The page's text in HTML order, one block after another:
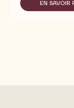
EN SAVOIR
-